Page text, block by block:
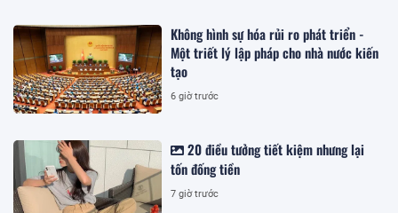
Không hình sự hóa rủi ro phát triển -
Một triết lý lập pháp cho nhà nước kiến
tạo
6 giờ trước
20 điều tưởng tiết kiệm nhưng lại
tốn đống tiền
7 giờ trước